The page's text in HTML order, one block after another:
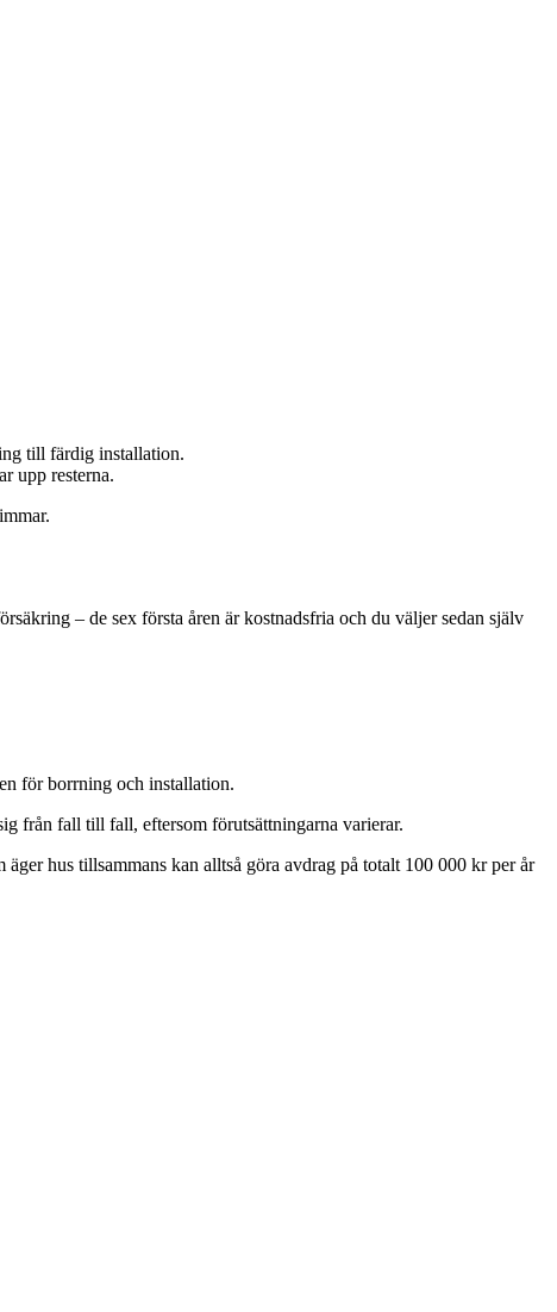
till färdig installation.
upp resterna.
– de sex första åren är kostnadsfria och du väljer sedan själv
för borrning och installation.
från fall till fall, eftersom förutsättningarna varierar.
hus tillsammans kan alltså göra avdrag på totalt 100 000 kr per år